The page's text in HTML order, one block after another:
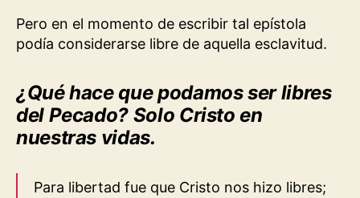
Pero en el momento de escribir tal epístola
podía considerarse libre de aquella esclavitud.
¿Qué hace que podamos ser libres
del Pecado? Solo Cristo en
nuestras vidas.
Para libertad fue que Cristo nos hizo libres;